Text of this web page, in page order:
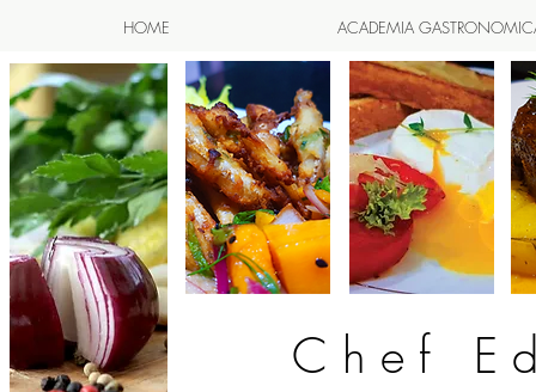
HOME ACADEMIA
Chef